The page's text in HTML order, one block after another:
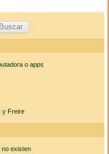
o apps
y Freire
no existen